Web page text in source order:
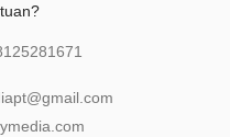
.com